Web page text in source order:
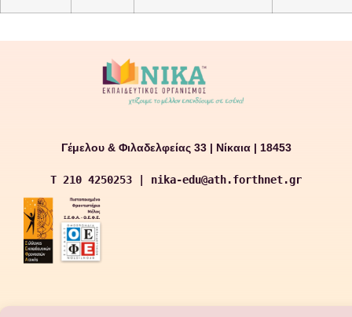
Γέμελου & Φιλαδελφείας 33 | Νίκαια | 18453
T 210 4250253 | nika-edu@ath.forthnet.gr